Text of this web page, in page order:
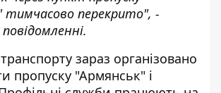
тимчасово перекрито", -
зараз організовано
пропуску "Армянськ" і